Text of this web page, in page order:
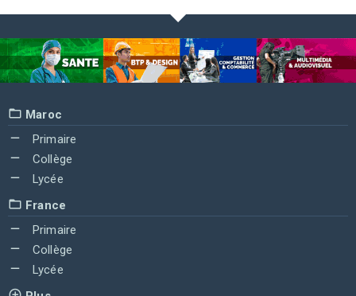
Maroc
Primaire
Collège
Lycée
France
Primaire
Collège
Lycée